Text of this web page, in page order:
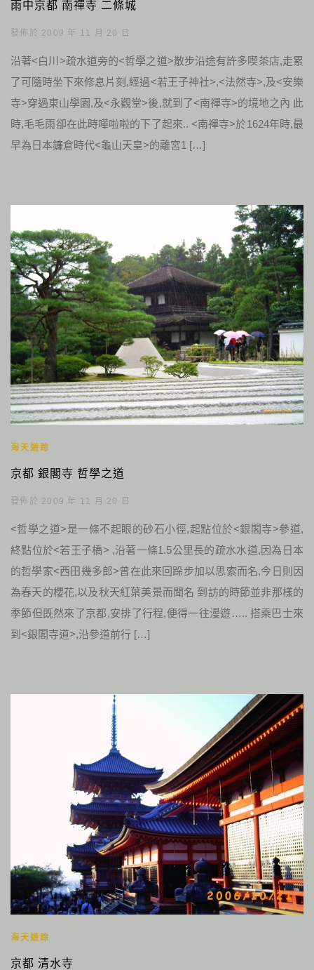
雨中京都 南禪寺 二條城
發佈於 2009 年 11 月 20 日
沿著<白川>疏水道旁的<哲學之道>散步沿途有許多喫茶店,走累
了可隨時坐下來修息片刻,經過<若王子神社>,<法然寺>,及<安樂
寺>穿過東山學園,及<永觀堂>後,就到了<南禪寺>的境地之內 此
時,毛毛雨卻在此時嘩啦啦的下了起來.. <南禪寺>於1624年時,最
早為日本鐮倉時代<龜山天皇>的離宮1 […]
海天遊踪
京都 銀閣寺 哲學之道
發佈於 2009 年 11 月 20 日
<哲學之道>是一條不起眼的砂石小徑,起點位於<銀閣寺>參道,
終點位於<若王子橋> ,沿著一條1.5公里長的疏水水道,因為日本
的哲學家<西田幾多郎>曾在此來回跺步加以思索而名,今日則因
為春天的櫻花,以及秋天紅葉美景而聞名 到訪的時節並非那樣的
季節但既然來了京都,安排了行程,便得一往漫遊….. 搭乘巴士來
到<銀閣寺道>,沿參道前行 […]
海天遊踪
京都 清水寺